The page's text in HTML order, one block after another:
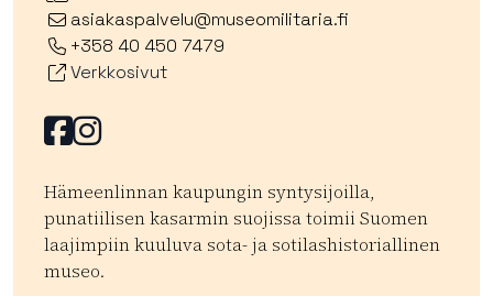
asiakaspalvelu@museomilitaria.fi
+358 40 450 7479
Verkkosivut
Facebook
Facebook
Hämeenlinnan kaupungin syntysijoilla,
punatiilisen kasarmin suojissa toimii Suomen
laajimpiin kuuluva sota- ja sotilashistoriallinen
museo.